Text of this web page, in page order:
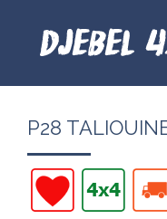
P28